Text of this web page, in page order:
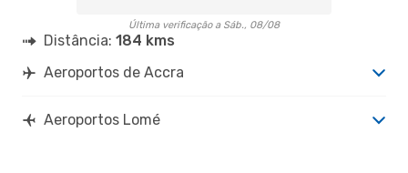
Última verificação a Sáb., 08/08
Distância: 184 kms
Aeroportos de Accra
Aeroportos Lomé